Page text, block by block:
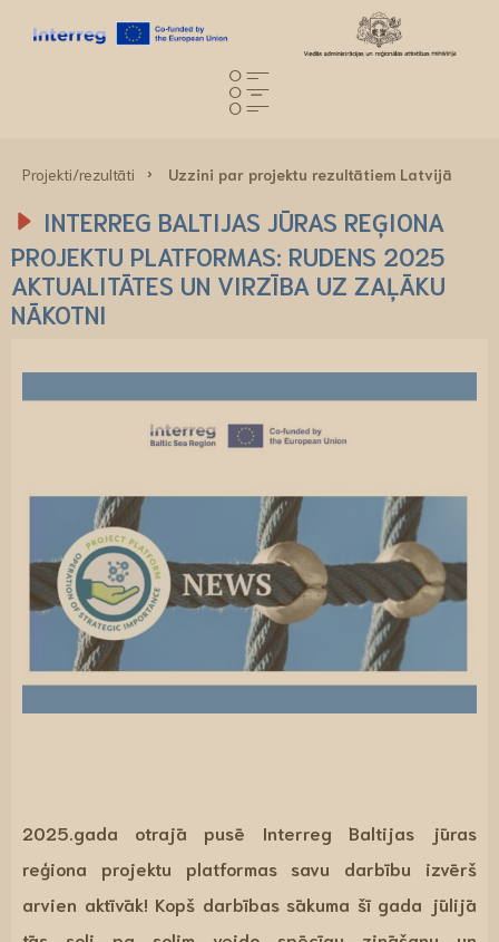
Projekti/rezultāti Uzzini par projektu rezultātiem Latvijā
INTERREG BALTIJAS JŪRAS REĢIONA
PROJEKTU PLATFORMAS: RUDENS 2025
AKTUALITĀTES UN VIRZĪBA UZ ZAĻĀKU
NĀKOTNI
2025.gada otrajā pusē Interreg Baltijas jūras
reģiona projektu platformas savu darbību izvērš
arvien aktīvāk! Kopš darbības sākuma šī gada jūlijā